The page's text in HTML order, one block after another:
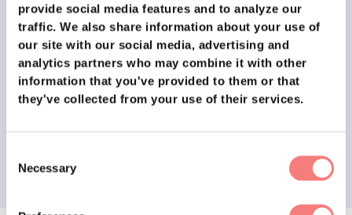
provide social media features and to analyze our
traffic.We also share information about your use of
our site with our social media, advertising and
analytics partners who may combine it with other
information that you've provided to them or that
they've collected from your use of their services.
Selection
Necessary
Jakob's Geschichte ist wirklich inspirierend. Trotz fehlender
Vorkenntnisse im digitalen Vertrieb hat er seine Chance
ergriffen, beiblaulichtSMSanzufangen und konnte durch
seine enorme Willenskraft, gepaart unserm kontinuierliches
Training, seine Performance auf ein neues Level bringen.